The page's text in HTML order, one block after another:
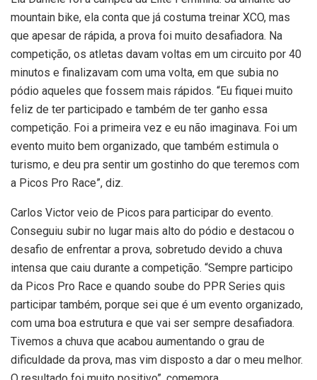
mountain bike, ela conta que já costuma treinar XCO, mas
que apesar de rápida, a prova foi muito desafiadora. Na
competição, os atletas davam voltas em um circuito por 40
minutos e finalizavam com uma volta, em que subia no
pódio aqueles que fossem mais rápidos. “Eu fiquei muito
feliz de ter participado e também de ter ganho essa
competição. Foi a primeira vez e eu não imaginava. Foi um
evento muito bem organizado, que também estimula o
turismo, e deu pra sentir um gostinho do que teremos com
a Picos Pro Race”, diz.
Carlos Victor veio de Picos para participar do evento.
Conseguiu subir no lugar mais alto do pódio e destacou o
desafio de enfrentar a prova, sobretudo devido a chuva
intensa que caiu durante a competição. “Sempre participo
da Picos Pro Race e quando soube do PPR Series quis
participar também, porque sei que é um evento organizado,
com uma boa estrutura e que vai ser sempre desafiadora.
Tivemos a chuva que acabou aumentando o grau de
dificuldade da prova, mas vim disposto a dar o meu melhor.